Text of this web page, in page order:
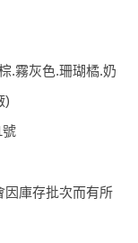
.霧灰色.珊瑚橘.奶
)
號
因庫存批次而有所